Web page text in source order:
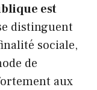
est
distinguent
sociale,
de
aux